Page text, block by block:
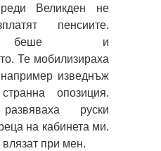
Великден не
пенсиите.
беше и
Те мобилизираха
изведнъж
опозиция.
руски
на кабинета ми.
при мен.